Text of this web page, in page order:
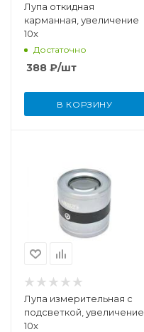
Лупа откидная
карманная, увеличение
10x
Достаточно
388 ₽/шт
В КОРЗИНУ
Лупа измерительная с
подсветкой, увеличение
10x